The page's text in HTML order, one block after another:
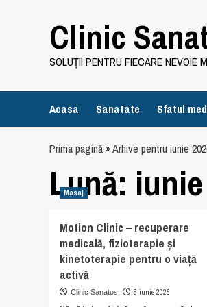
Clinic
SOLUȚII PENTRU FIECARE NEVOIE
Acasa Sanatate Sfatul
Prima pagină»Arhive pentru iunie
Lună:
Masaj
Motion Clinic – recuperare
medicală, fizioterapie și
kinetoterapie pentru o viață
activă
Clinic Sanatos 5 iunie 2026